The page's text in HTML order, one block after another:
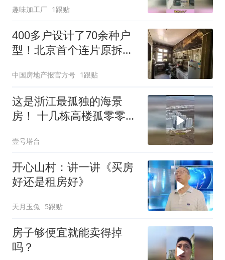
趣味加工厂 1跟贴
400多户设计了70余种户
型！北京首个连片原拆原
中国房地产报官方号 1跟贴
这是浙江最孤独的海景
房！ 十几栋高楼孤零零矗
壹号塔台
开心山村：讲一讲《买房
好还是租房好》
天月玉兔 5跟贴
房子够便宜就能卖得掉
吗？